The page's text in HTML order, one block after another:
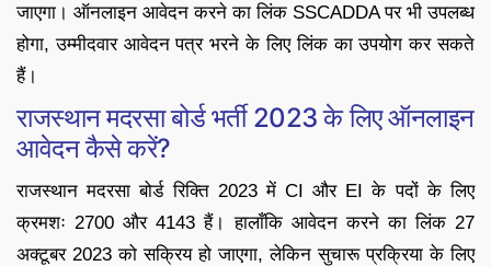
जाएगा। ऑनलाइन आवेदन करने का लिंक SSCADDA पर भी उपलब्ध
होगा, उम्मीदवार आवेदन पत्र भरने के लिए लिंक का उपयोग कर सकते
हैं।
राजस्थान मदरसा बोर्ड भर्ती 2023 के लिए ऑनलाइन
आवेदन कैसे करें?
राजस्थान मदरसा बोर्ड रिक्ति 2023 में CI और EI के पदों के लिए
क्रमशः 2700 और 4143 हैं। हालाँकि आवेदन करने का लिंक 27
अक्टूबर 2023 को सक्रिय हो जाएगा, लेकिन सुचारू प्रक्रिया के लिए